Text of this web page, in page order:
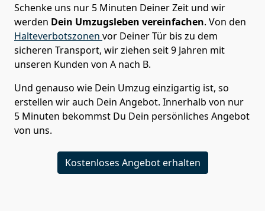
Schenke uns nur 5 Minuten Deiner Zeit und wir
werden Dein Umzugsleben vereinfachen. Von den
Halteverbotszonen vor Deiner Tür bis zu dem
sicheren Transport, wir ziehen seit 9 Jahren mit
unseren Kunden von A nach B.
Und genauso wie Dein Umzug einzigartig ist, so
erstellen wir auch Dein Angebot. Innerhalb von nur
5 Minuten bekommst Du Dein persönliches Angebot
von uns.
Kostenloses Angebot erhalten